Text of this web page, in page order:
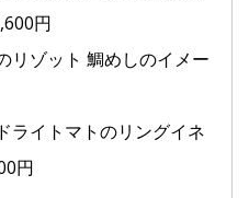
円
ゾット 鯛めしのイメー
イトマトのリングイネ
円